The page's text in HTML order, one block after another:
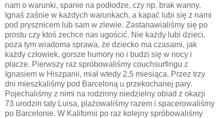
nam o warunki, spanie na podłodze, czy np. brak wanny.
Ignaś zaśnie w każdych warunkach, a kapać lubi się z nami
pod prysznicem lub sam w zlewie. Zastanawialiśmy się po
prostu czy ktoś zechce nas ugościć. Nie każdy lubi dzieci,
poza tym wiadoma sprawa, że dziecko ma czasami, jak
każdy człowiek, gorsze humory no i budzi się w nocy i
płacze. Pierwszy raz spróbowaliśmy couchsurfingu z
Ignasiem w Hiszpanii, miał wtedy 2,5 miesiąca. Przez trzy
dni mieszkaliśmy pod Barceloną u przekochanej pary.
Pojechaliśmy z nimi na rodzinny niedzielny obiad z okazji
73 urodzin taty Luisa, plażowaliśmy razem i spacerowaliśmy
po Barcelonie. W Kalifornii po raz kolejny spróbowaliśmy